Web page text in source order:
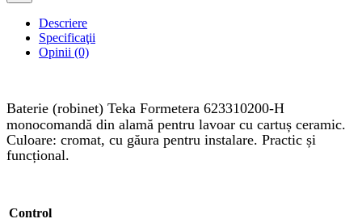
Descriere
Specificaţii
Opinii (0)
Baterie (robinet) Teka Formetera 623310200-H
monocomandă din alamă pentru lavoar cu cartuș ceramic.
Culoare: cromat, cu găura pentru instalare. Practic și
funcțional.
Control